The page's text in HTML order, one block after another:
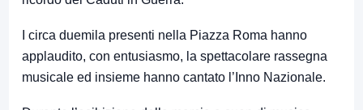
I circa duemila presenti nella Piazza Roma hanno
applaudito, con entusiasmo, la spettacolare rassegna
musicale ed insieme hanno cantato l’Inno Nazionale.